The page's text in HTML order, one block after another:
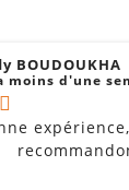
BOUDOUKHA
moins d'une